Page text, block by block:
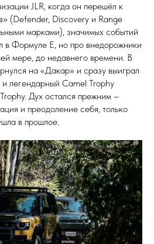
JLR, когда он перешёл к
(Defender, Discovery и Range
марками), значимых событий
в Формуле E, но про внедорожники
мере, до недавнего времени. В
на «Дакар» и сразу выиграл
легендарный Camel Trophy
Дух остался прежним –
и преодоление себя, только
в прошлое.